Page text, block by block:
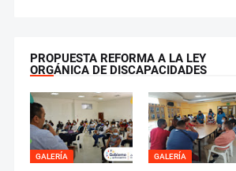
PROPUESTA REFORMA A LA LEY
ORGÁNICA DE DISCAPACIDADES
GALERÍA GALERÍA